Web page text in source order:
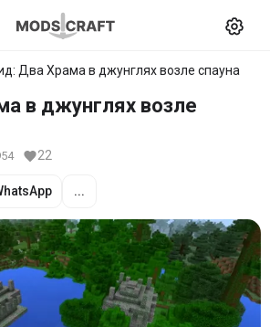
Два Храма в джунглях возле спауна
в джунглях возле
22
...